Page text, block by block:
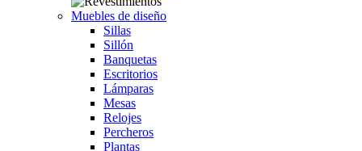
Muebles de diseño
Sillas
Sillón
Banquetas
Escritorios
Lámparas
Mesas
Relojes
Percheros
Plantas